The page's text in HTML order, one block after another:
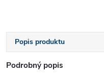
Popis produktu
Podrobný popis